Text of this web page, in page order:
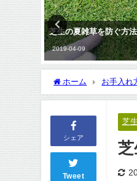
芝生の水やりは時間帯
大切😃✨
2019-02-18
ホーム お手入れ
シェア
Tweet
芝生